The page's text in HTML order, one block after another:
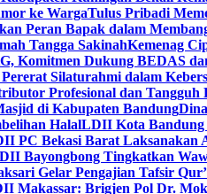
ke WargaTulus Pribadi
Peran Bapak dalam
Tangga SakinahKemenag
Komitmen Dukung BEDAS
Silaturahmi dalam
Profesional dan Tangguh
di Kabupaten Bandung
HalalLDII Kota Bandung
PC Bekasi Barat Laksanakan
Bayongbong Tingkatkan
Gelar Pengajian Tafsir
Makassar: Brigjen Pol Dr.